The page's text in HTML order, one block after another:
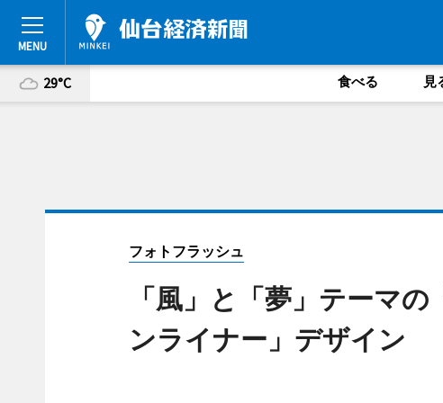
29°C 食べる 見
フォトフラッシュ
「風」と「夢」テーマ
ンライナー」デザイン